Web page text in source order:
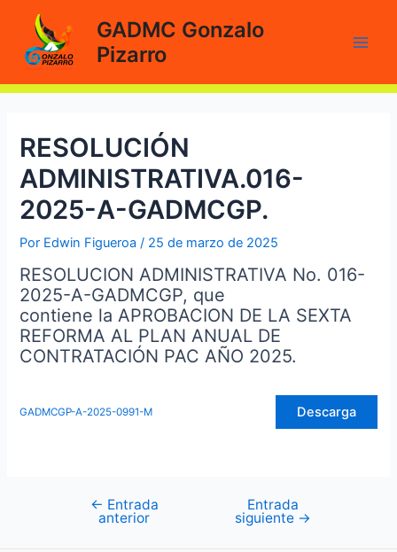
contenido
GADMC Gonzalo
Pizarro
RESOLUCIÓN
ADMINISTRATIVA.016-
2025-A-GADMCGP.
Por Edwin Figueroa/ 25 de marzo de 2025
RESOLUCION ADMINISTRATIVA No. 016-
2025-A-GADMCGP, que
contiene la APROBACION DE LA SEXTA
REFORMA AL PLAN ANUAL DE
CONTRATACIÓN PAC AÑO 2025.
GADMCGP-A-2025-0991-M Descarga
Navegación
← Entrada
anterior
Entrada
siguiente →